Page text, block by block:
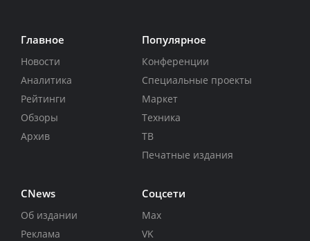
Главное
Новости
Аналитика
Рейтинги
Обзоры
Архив
Популярное
Конференции
Специальные проекты
Маркет
Техника
ТВ
Печатные издания
CNews
Об издании
Реклама
Соцсети
Max
VK